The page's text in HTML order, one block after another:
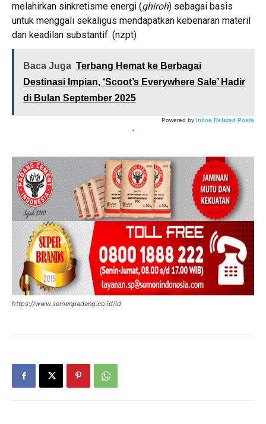
melahirkan sinkretisme energi (ghiroh) sebagai basis
untuk menggali sekaligus mendapatkan kebenaran materil
dan keadilan substantif. (nzpt)
Baca Juga Terbang Hemat ke Berbagai
Destinasi Impian, ‘Scoot’s Everywhere Sale’ Hadir
di Bulan September 2025
Powered by Inline Related Posts
*
https://www.semenpadang.co.id/id